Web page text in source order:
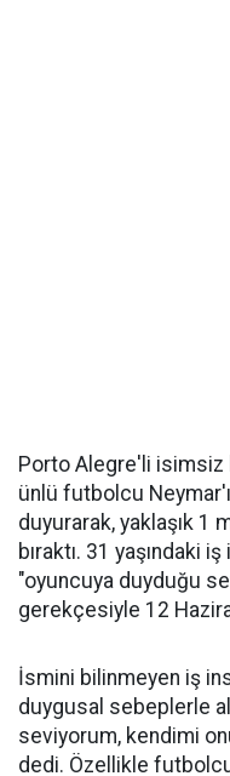
Porto Alegre'li isimsiz
ünlü futbolcu
duyurarak, yaklaşık 1
bıraktı. 31 yaşındaki
"oyuncuya duyduğu
gerekçesiyle 12
İsmini bilinmeyen iş
duygusal sebeplerle
seviyorum, kendimi
dedi. Özellikle